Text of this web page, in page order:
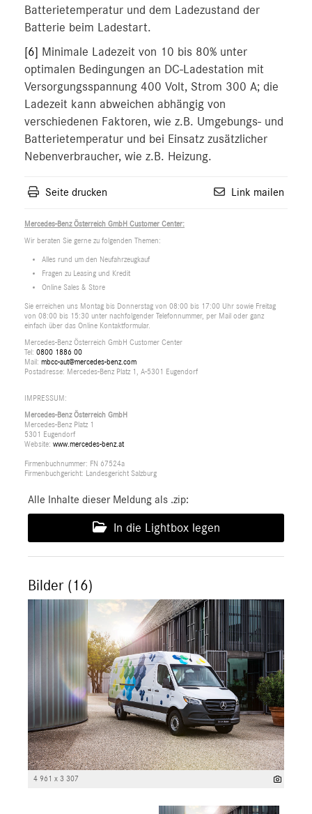
Batterietemperatur und dem Ladezustand der
Batterie beim Ladestart.
[6] Minimale Ladezeit von 10 bis 80% unter
optimalen Bedingungen an DC-Ladestation mit
Versorgungsspannung 400 Volt, Strom 300 A; die
Ladezeit kann abweichen abhängig von
verschiedenen Faktoren, wie z.B. Umgebungs- und
Batterietemperatur und bei Einsatz zusätzlicher
Nebenverbraucher, wie z.B. Heizung.
Seite drucken Link mailen
Mercedes-Benz Österreich GmbH Customer Center:
Wir beraten Sie gerne zu folgenden Themen:
Alles rund um den Neufahrzeugkauf
Fragen zu Leasing und Kredit
Online Sales & Store
Sie erreichen uns Montag bis Donnerstag von 08:00 bis 17:00 Uhr sowie Freitag
von 08:00 bis 15:30 unter nachfolgender Telefonnummer, per Mail oder ganz
einfach über das Online Kontaktformular.
Mercedes-Benz Österreich GmbH Customer Center
Tel: 0800 1886 00
Mail: mbcc-aut@mercedes-benz.com
Postadresse: Mercedes-Benz Platz 1, A-5301 Eugendorf
IMPRESSUM:
Mercedes-Benz Österreich GmbH
Mercedes-Benz Platz 1
5301 Eugendorf
Website: www.mercedes-benz.at
Firmenbuchnummer: FN 67524a
Firmenbuchgericht: Landesgericht Salzburg
Alle Inhalte dieser Meldung als .zip:
In die Lightbox legen
Bilder (16)
4 961 x 3 307